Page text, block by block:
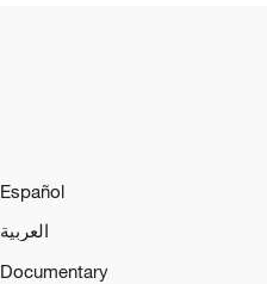
Español
العربية
Documentary